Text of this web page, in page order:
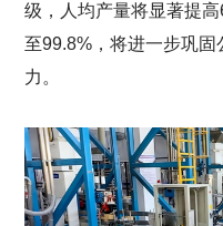
级，人均产量将显著提
至99.8%，将进一步巩
力。